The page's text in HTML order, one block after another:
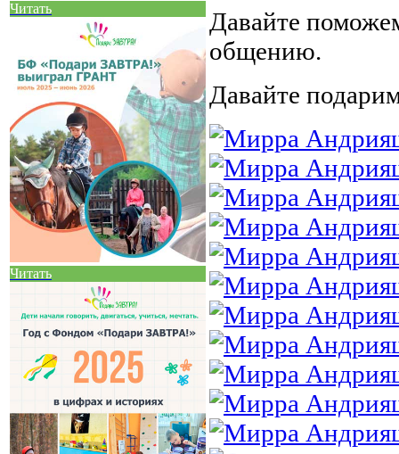
Читать
Читать
Давайте
общению.
Давайте